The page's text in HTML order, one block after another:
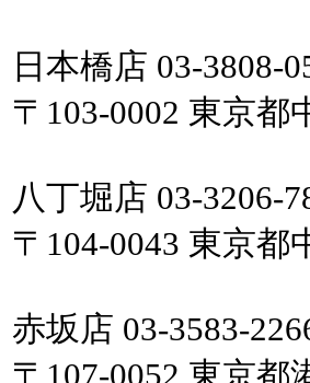
日本橋店 03-3808-
〒103-0002 東京
八丁堀店 03-3206-
〒104-0043 東京
赤坂店 03-3583-
〒107-0052 東京